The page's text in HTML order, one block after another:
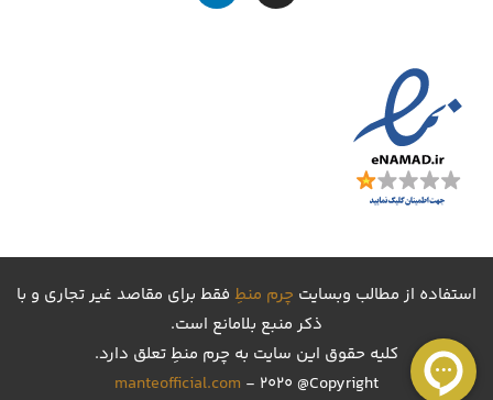
استفاده از مطالب وبسایت چرم منطِ فقط برای مقاصد غیر تجاری و با
ذکر منبع بلامانع است.
کليه حقوق اين سايت به چرم منطِ تعلق دارد.
manteofficial.com - 2020 @Copyright